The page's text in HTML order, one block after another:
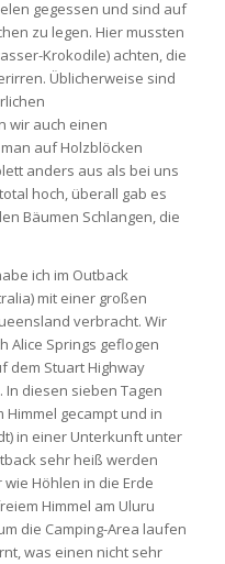
gegessen und sind auf
zu legen. Hier mussten
Krokodile) achten, die
Üblicherweise sind
wir auch einen
auf Holzblöcken
anders aus als bei uns
hoch, überall gab es
Bäumen Schlangen, die
ich im Outback
mit einer großen
verbracht. Wir
Alice Springs geflogen
dem Stuart Highway
diesen sieben Tagen
gecampt und in
in einer Unterkunft unter
sehr heiß werden
Höhlen in die Erde
Himmel am Uluru
die Camping-Area laufen
was einen nicht sehr